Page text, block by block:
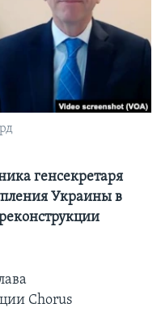
генсекретаря
Украины в
Chorus